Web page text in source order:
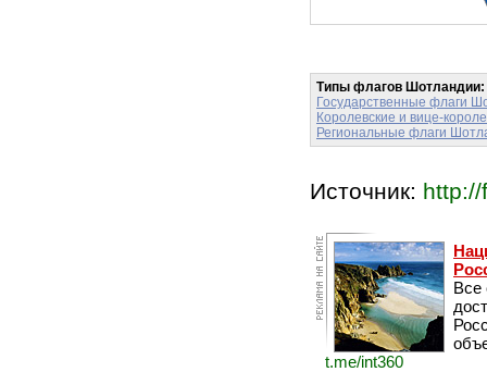
Типы флагов Шотландии:
Государственные флаги
Королевские и вице-
Региональные флаги
Источник:
Все
t.me/int360